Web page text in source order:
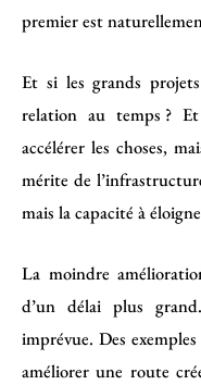
premier est
Et si les grands
relation au temps ?
accélérer les choses,
mérite de
mais la capacité à
La moindre
d’un délai plus
imprévue. Des
améliorer une route